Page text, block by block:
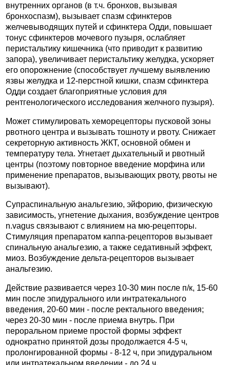
внутренних органов (в т.ч. бронхов, вызывая
бронхоспазм), вызывает спазм сфинктеров
желчевыводящих путей и сфинктера Одди, повышает
тонус сфинктеров мочевого пузыря, ослабляет
перистальтику кишечника (что приводит к развитию
запора), увеличивает перистальтику желудка, ускоряет
его опорожнение (способствует лучшему выявлению
язвы желудка и 12-перстной кишки, спазм сфинктера
Одди создает благоприятные условия для
рентгенологического исследования желчного пузыря).
Может стимулировать хеморецепторы пусковой зоны
рвотного центра и вызывать тошноту и рвоту. Снижает
секреторную активность ЖКТ, основной обмен и
температуру тела. Угнетает дыхательный и рвотный
центры (поэтому повторное введение морфина или
применение препаратов, вызывающих рвоту, рвоты не
вызывают).
Супраспинальную анальгезию, эйфорию, физическую
зависимость, угнетение дыхания, возбуждение центров
n.vagus связывают с влиянием на мю-рецепторы.
Стимуляция препаратом каппа-рецепторов вызывает
спинальную анальгезию, а также седативный эффект,
миоз. Возбуждение дельта-рецепторов вызывает
анальгезию.
Действие развивается через 10-30 мин после п/к, 15-60
мин после эпидурального или интратекального
введения, 20-60 мин - после ректального введения;
через 20-30 мин - после приема внутрь. При
пероральном приеме простой формы эффект
однократно принятой дозы продолжается 4-5 ч,
пролонгированной формы - 8-12 ч, при эпидуральном
или интратекальном введении - до 24 ч.